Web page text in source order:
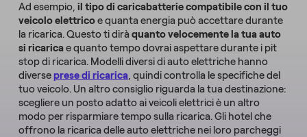
Ad esempio, il tipo di caricabatterie compatibile con il tuo
veicolo elettricoe quanta energia può accettare durante
la ricarica. Questo ti dirà quanto velocemente la tua auto
si ricaricae quanto tempo dovrai aspettare durante i pit
stop di ricarica. Modelli diversi di auto elettriche hanno
diverseprese di ricarica, quindi controlla le specifiche del
tuo veicolo. Un altro consiglio riguarda la tua destinazione:
scegliere un posto adatto ai veicoli elettrici è un altro
modo per risparmiare tempo sulla ricarica. Gli hotel che
offrono la ricarica delle auto elettriche nei loro parcheggi